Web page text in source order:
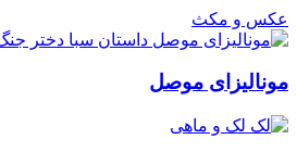
عکس و مکث
مونالیزای موصل